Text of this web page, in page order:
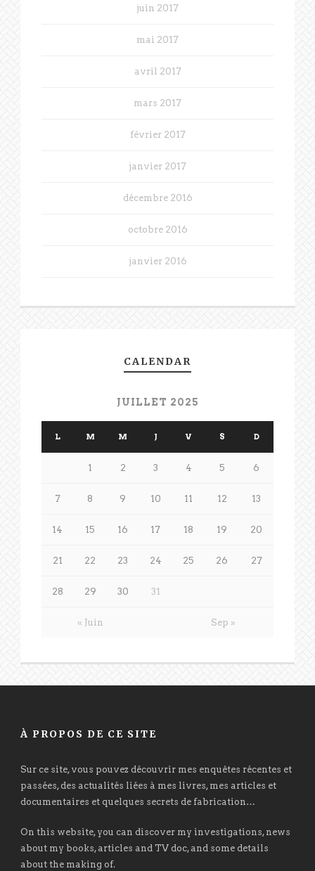
juin 2017
mai 2017
avril 2017
mars 2017
février 2017
janvier 2017
décembre 2016
octobre 2016
janvier 2016
CALENDAR
JUILLET 2025
L M M J V S D
« Juin Sep »
1 2 3 4 5 6
7 8 9 10 11 12 13
14 15 16 17 18 19 20
21 22 23 24 25 26 27
28 29 30 31
À PROPOS DE CE SITE
Sur ce site, vous pouvez découvrir mes enquêtes récentes et
passées, des actualités liées à mes livres, mes articles et
documentaires et quelques secrets de fabrication…
On this website, you can discover my investigations, news
about my books, articles and TV doc, and some details
about the making of.